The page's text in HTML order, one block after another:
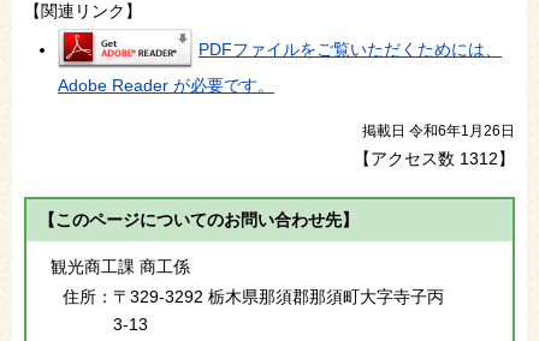
【関連リンク】
PDFファイルをご覧いただくためには、
Adobe Reader が必要です。
掲載日 令和6年1月26日
【アクセス数 1312】
【このページについてのお問い合わせ先】
観光商工課 商工係
住所： 〒329-3292 栃木県那須郡那須町大字寺子丙
3-13